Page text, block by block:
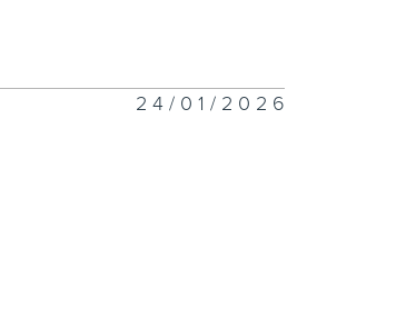
24/01/2026